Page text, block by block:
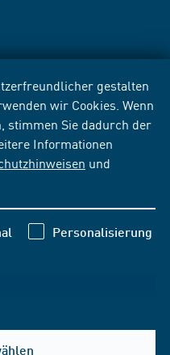
gestalten
wir Cookies. Wenn
stimmen Sie dadurch der
Informationen
und
Personalisierung